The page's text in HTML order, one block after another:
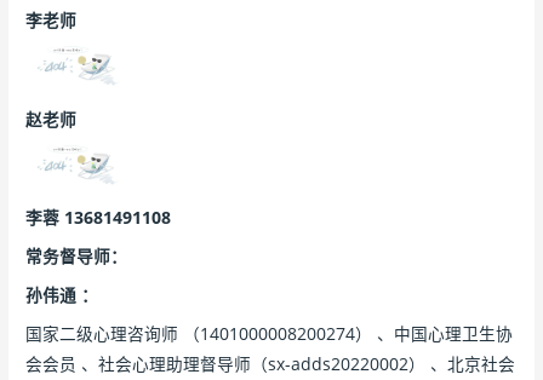
李老师
赵老师
李蓉 13681491108
常务督导师：
孙伟通 ：
国家二级心理咨询师 （1401000008200274） 、中国心理卫生协
会会员 、社会心理助理督导师（sx-adds20220002） 、北京社会